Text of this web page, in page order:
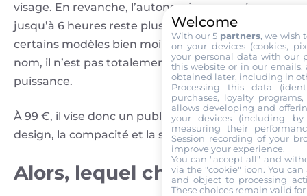
visage. En revanche, l’autonomie annoncée
jusqu’à 6 heures reste plus limitée que celle de
certains modèles bien moins chers. Et malgré son
nom, il n’est pas totalement silencieux à pleine
puissance.
À 99 €, il vise donc un public prêt à payer pour le
design, la compacité et la sécurité d’usage.
Alors, lequel choisir ?
Welcome
With our 5 partners, we wish
on your devices (cookies,
your personal data with our
this website or in our emails,
obtained later, including in
Processing this data
purchases, loyalty
allows developing and
your devices (including
measuring their
Session recording of your
improve your experience.
You can "accept all" and
via the "cookie" icon. You
and object to processing
These choices remain valid